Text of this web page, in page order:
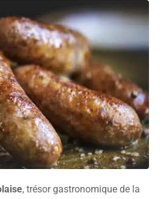
, trésor gastronomique de la